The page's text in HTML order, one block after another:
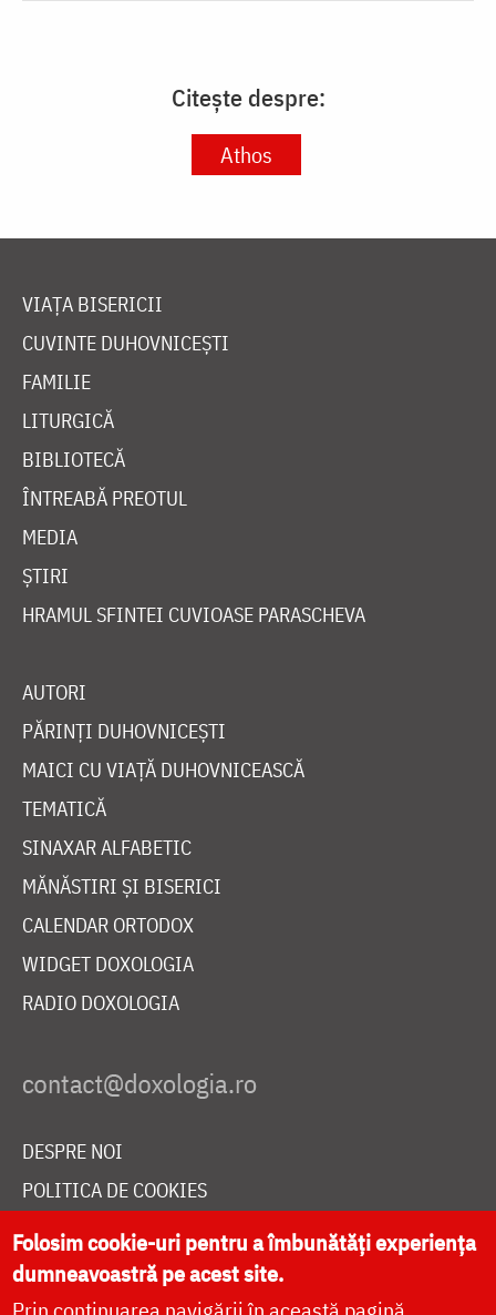
Citește despre:
Athos
VIAȚA BISERICII
CUVINTE DUHOVNICEȘTI
FAMILIE
LITURGICĂ
BIBLIOTECĂ
ÎNTREABĂ PREOTUL
MEDIA
ȘTIRI
HRAMUL SFINTEI CUVIOASE PARASCHEVA
AUTORI
PĂRINȚI DUHOVNICEȘTI
MAICI CU VIAȚĂ DUHOVNICEASCĂ
TEMATICĂ
SINAXAR ALFABETIC
MĂNĂSTIRI ȘI BISERICI
CALENDAR ORTODOX
WIDGET DOXOLOGIA
RADIO DOXOLOGIA
DESPRE NOI
POLITICA DE COOKIES
DONEAZĂ ONLINE PENTRU CATEDRALA NAȚIONALĂ
Folosim cookie-uri pentru a îmbunătăți experiența
dumneavoastră pe acest site.